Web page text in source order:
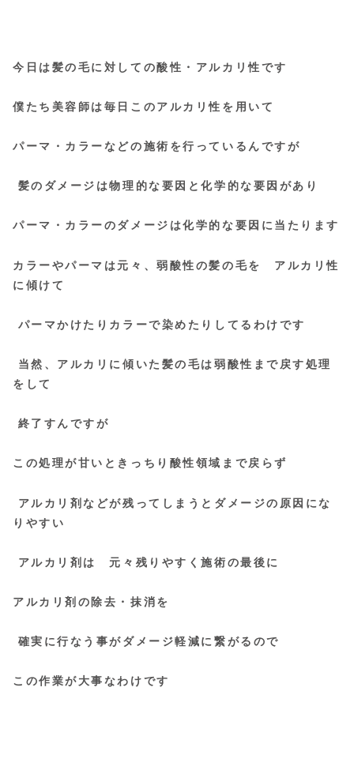
今日は髪の毛に対しての酸性・アルカリ性です
僕たち美容師は毎日このアルカリ性を用いて
パーマ・カラーなどの施術を行っているんですが
髪のダメージは物理的な要因と化学的な要因があり
パーマ・カラーのダメージは化学的な要因に当たります
カラーやパーマは元々、弱酸性の髪の毛を アルカリ性
に傾けて
パーマかけたりカラーで染めたりしてるわけです
当然、アルカリに傾いた髪の毛は弱酸性まで戻す処理
をして
終了すんですが
この処理が甘いときっちり酸性領域まで戻らず
アルカリ剤などが残ってしまうとダメージの原因にな
りやすい
アルカリ剤は 元々残りやすく施術の最後に
アルカリ剤の除去・抹消を
確実に行なう事がダメージ軽減に繋がるので
この作業が大事なわけです